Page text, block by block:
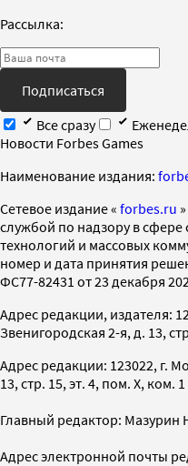
Рассылка:
Подписаться
Все сразу
Новости Forbes Games
Наименование издания:
Cетевое издание « forbes.ru
службой по надзору в
технологий и массовых
номер и дата принятия
ФС77-82431 от 23 декабря
Адрес редакции, издателя:
Звенигородская 2-я, д. 13,
Адрес редакции: 123022, г.
13, стр. 15, эт. 4, пом. X, ком. 1
Главный редактор: Мазурин
Адрес электронной почты